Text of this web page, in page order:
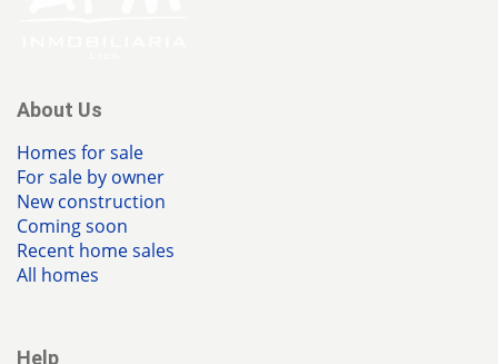
About Us
Homes for sale
For sale by owner
New construction
Coming soon
Recent home sales
All homes
Help